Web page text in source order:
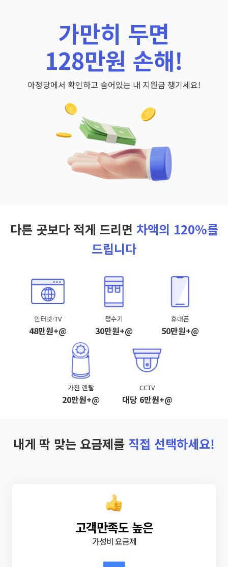
가만히 두면
128만원 손해!
아정당에서 확인하고 숨어있는 내 지원금 챙기세요!
다른 곳보다 적게 드리면 차액의 120%를
드립니다
인터넷·TV
48만원+@
정수기
30만원+@
휴대폰
50만원+@
가전 렌탈
20만원+@
CCTV
대당 6만원+@
내게 딱 맞는 요금제를 직접 선택하세요!
고객만족도 높은
가성비 요금제